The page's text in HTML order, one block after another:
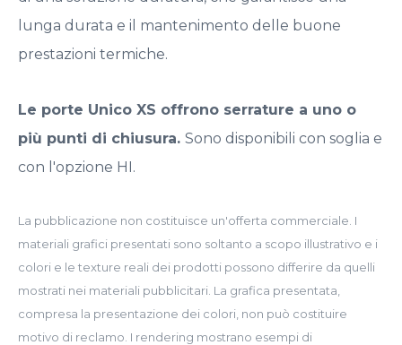
lunga durata e il mantenimento delle buone
prestazioni termiche.
Le porte Unico XS offrono serrature a uno o
più punti di chiusura. Sono disponibili con soglia e
con l'opzione HI.
La pubblicazione non costituisce un'offerta commerciale. I
materiali grafici presentati sono soltanto a scopo illustrativo e i
colori e le texture reali dei prodotti possono differire da quelli
mostrati nei materiali pubblicitari. La grafica presentata,
compresa la presentazione dei colori, non può costituire
motivo di reclamo. I rendering mostrano esempi di